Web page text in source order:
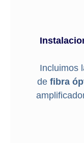
Incluimos
de fibra